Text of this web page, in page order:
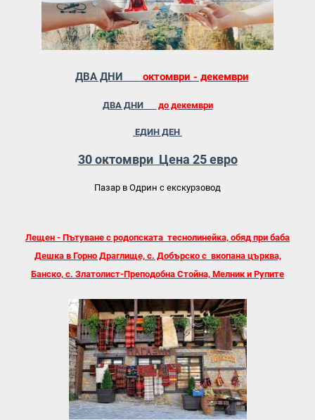
ДВА ДНИ октомври - декември
ДВА ДНИ до декември
ЕДИН ДЕН
30 октомври Цена 25 евро
Пазар в Одрин с екскурзовод
Лещен - Пътуване с родопската теснолинейка, обяд при баба
Дешка в Горно Драглище, с. Добърско с вкопана църква,
Банско, с. Златолист-Преподобна Стойна, Мелник и Рупите